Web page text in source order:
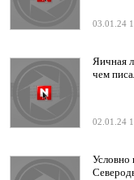
03.01.24
Яичная
чем
02.01.24
Условно